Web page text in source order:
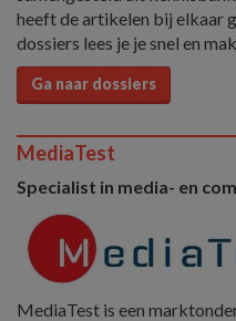
heeft de artikelen bij elkaar
dossiers lees je je snel en
Ga naar dossiers
MediaTest
Specialist in media- en
MediaTest is een